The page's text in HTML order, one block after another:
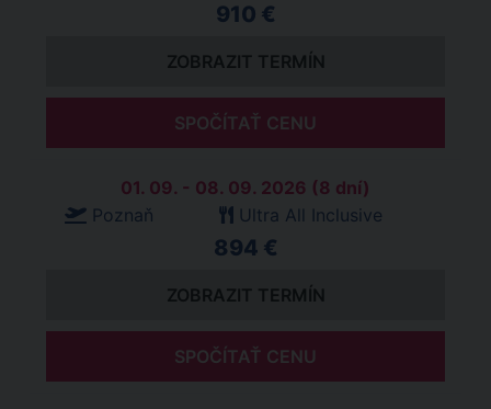
910 €
ZOBRAZIT TERMÍN
SPOČÍTAŤ CENU
01. 09. - 08. 09. 2026 (8 dní)
Poznaň
Ultra All Inclusive
894 €
ZOBRAZIT TERMÍN
SPOČÍTAŤ CENU